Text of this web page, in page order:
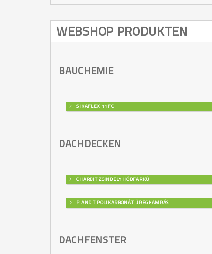
WEBSHOP PRODUKTEN
BAUCHEMIE
SIKAFLEX 11FC
DACHDECKEN
CHARBIT ZSINDELY HÓDFARKÚ
P AND T POLIKARBONÁT ÜREGKAMRÁS
DACHFENSTER